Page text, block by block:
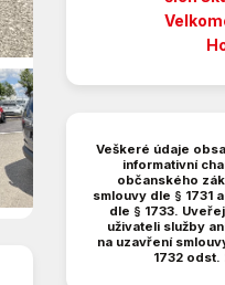
Veškeré údaje
informativní
občanského
smlouvy dle § 1731
dle § 1733.
uživateli služby
na uzavření
1732